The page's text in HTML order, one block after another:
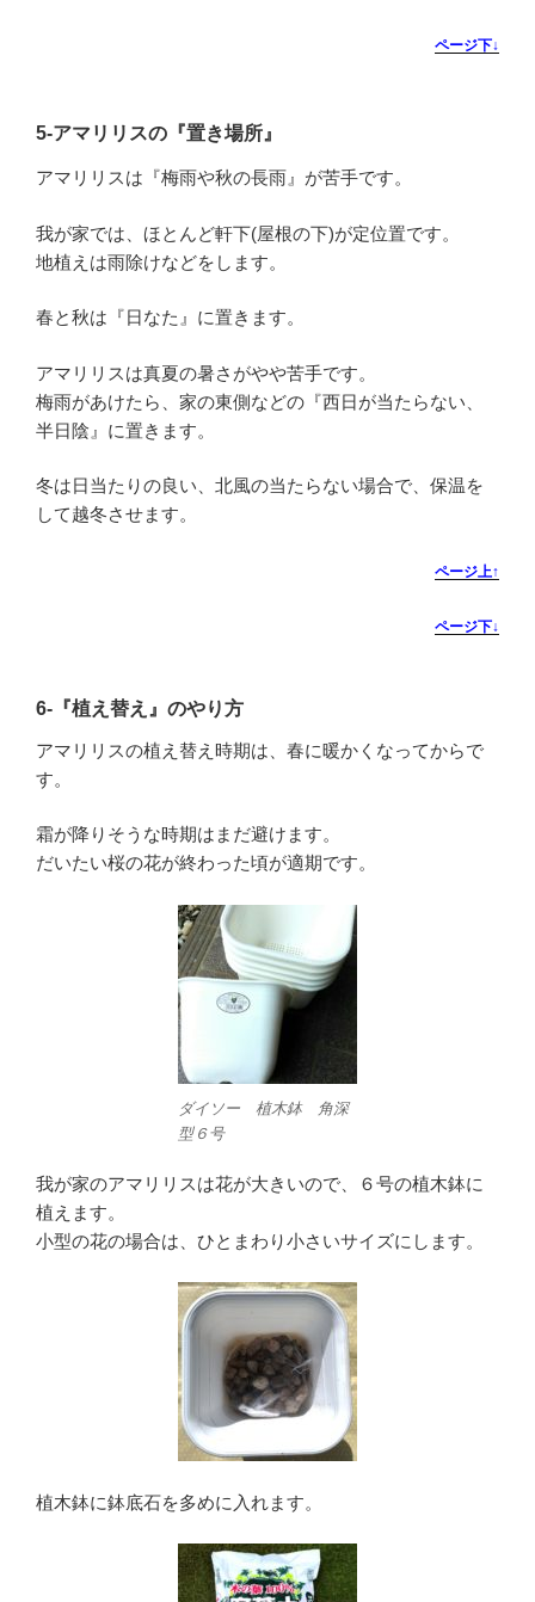
ページ下↓
5-アマリリスの『置き場所』
アマリリスは『梅雨や秋の長雨』が苦手です。
我が家では、ほとんど軒下(屋根の下)が定位置です。
地植えは雨除けなどをします。
春と秋は『日なた』に置きます。
アマリリスは真夏の暑さがやや苦手です。
梅雨があけたら、家の東側などの『西日が当たらない、
半日陰』に置きます。
冬は日当たりの良い、北風の当たらない場合で、保温を
して越冬させます。
ページ上↑
ページ下↓
6- 『植え替え』のやり方
アマリリスの植え替え時期は、春に暖かくなってからで
す。
霜が降りそうな時期はまだ避けます。
だいたい桜の花が終わった頃が適期です。
ダイソー 植木鉢 角深
型６号
我が家のアマリリスは花が大きいので、６号の植木鉢に
植えます。
小型の花の場合は、ひとまわり小さいサイズにします。
植木鉢に鉢底石を多めに入れます。